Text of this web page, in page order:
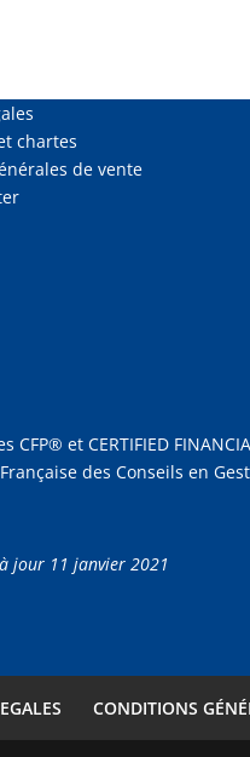
chartes
de vente
CFP® et CERTIFIED
Française des Conseils en
jour 11 janvier 2021
CONDITIONS